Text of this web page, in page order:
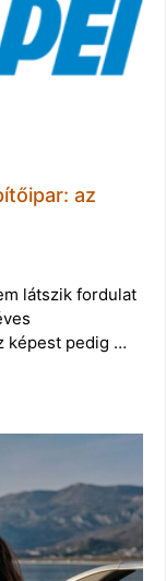
az
látszik fordulat
képest pedig …